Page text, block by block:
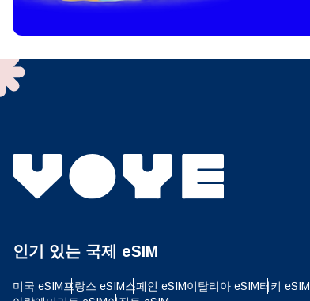
인기 있는 국제 eSIM
미국 eSIM프랑스 eSIM스페인 eSIM이탈리아 eSIM터키 eSIM